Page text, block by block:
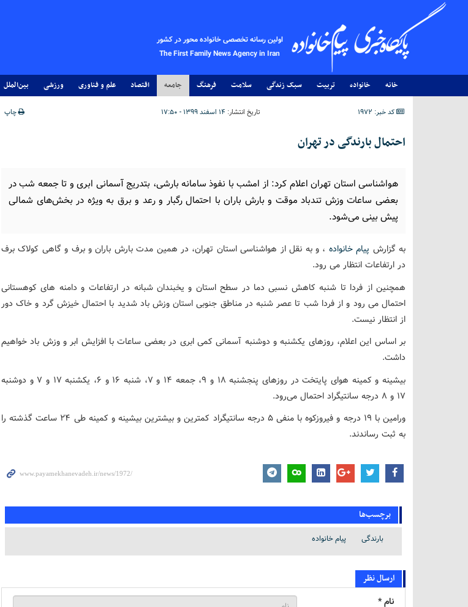
اولین رسانه تخصصی خانواده محور در کشور
The First Family News Agency in Iran
خانه خانواده تربیت سبک زندگی سلامت فرهنگ جامعه اقتصاد علم و فناوری ورزشی بین‌الملل
کد خبر: 1972 تاریخ انتشار: ۱۴ اسفند ۱۳۹۹ - ۱۷:۵۰ چاپ
احتمال بارندگی در تهران
هواشناسی استان تهران اعلام کرد: از امشب با نفوذ سامانه بارشی، بتدریج آسمانی ابری و تا جمعه شب در
بعضی ساعات وزش تندباد موقت و بارش باران با احتمال رگبار و رعد و برق به ویژه در بخش‌های شمالی
پیش بینی می‌شود.
به گزارش پیام خانواده ، و به نقل از هواشناسی استان تهران، در همین مدت بارش باران و برف و گاهی کولاک برف
در ارتفاعات انتظار می رود.
همچنین از فردا تا شنبه کاهش نسبی دما در سطح استان و یخبندان شبانه در ارتفاعات و دامنه های کوهستانی
احتمال می رود و از فردا شب تا عصر شنبه در مناطق جنوبی استان وزش باد شدید با احتمال خیزش گرد و خاک دور
از انتظار نیست.
بر اساس این اعلام، روزهای یکشنبه و دوشنبه آسمانی کمی ابری در بعضی ساعات با افزایش ابر و وزش باد خواهیم
داشت.
بیشینه و کمینه هوای پایتخت در روزهای پنجشنبه ۱۸ و ۹، جمعه ۱۴ و ۷، شنبه ۱۶ و ۶، یکشنبه ۱۷ و ۷ و دوشنبه
۱۷ و ۸ درجه سانتیگراد احتمال می‌رود.
ورامین با ۱۹ درجه و فیروزکوه با منفی ۵ درجه سانتیگراد کمترین و بیشترین بیشینه و کمینه طی ۲۴ ساعت گذشته را
به ثبت رساندند.
برچسب‌ها
بارندگی پیام خانواده
ارسال نظر
نام *